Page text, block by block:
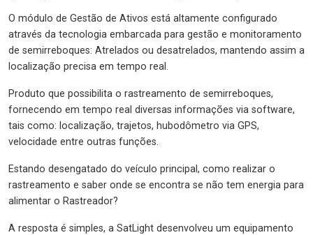
O módulo de Gestão de Ativos está altamente configurado
através da tecnologia embarcada para gestão e monitoramento
de semirreboques: Atrelados ou desatrelados, mantendo assim a
localização precisa em tempo real.
Produto que possibilita o rastreamento de semirreboques,
fornecendo em tempo real diversas informações via software,
tais como: localização, trajetos, hubodômetro via GPS,
velocidade entre outras funções.
Estando desengatado do veículo principal, como realizar o
rastreamento e saber onde se encontra se não tem energia para
alimentar o Rastreador?
A resposta é simples, a SatLight desenvolveu um equipamento